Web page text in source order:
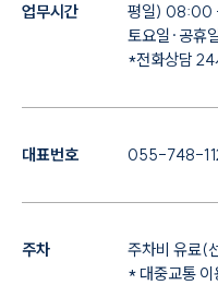
업무시간
평일) 08:00
토요일·공
*전화상담 24
대표번호 055-748-
주차
주차비 유료(
* 대중교통 이